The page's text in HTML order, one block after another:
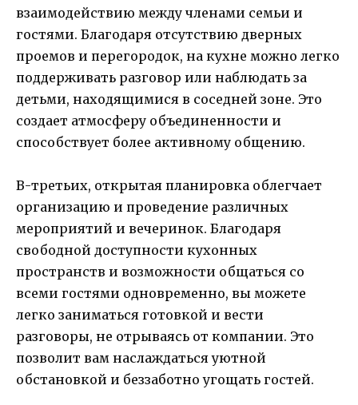
взаимодействию между членами семьи и
гостями. Благодаря отсутствию дверных
проемов и перегородок, на кухне можно легко
поддерживать разговор или наблюдать за
детьми, находящимися в соседней зоне. Это
создает атмосферу объединенности и
способствует более активному общению.
В-третьих, открытая планировка облегчает
организацию и проведение различных
мероприятий и вечеринок. Благодаря
свободной доступности кухонных
пространств и возможности общаться со
всеми гостями одновременно, вы можете
легко заниматься готовкой и вести
разговоры, не отрываясь от компании. Это
позволит вам наслаждаться уютной
обстановкой и беззаботно угощать гостей.